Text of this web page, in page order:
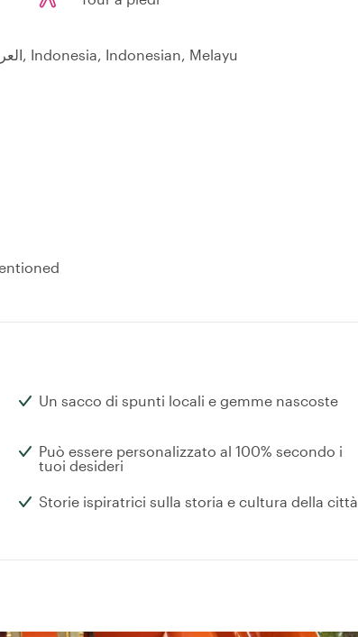
English, Français, 日本語, Español, Hindi, العربية, Indonesia, Indonesian, Melayu
Un sacco di spunti locali e gemme nascoste
Può essere personalizzato al 100% secondo i
tuoi desideri
Storie ispiratrici sulla storia e cultura della città